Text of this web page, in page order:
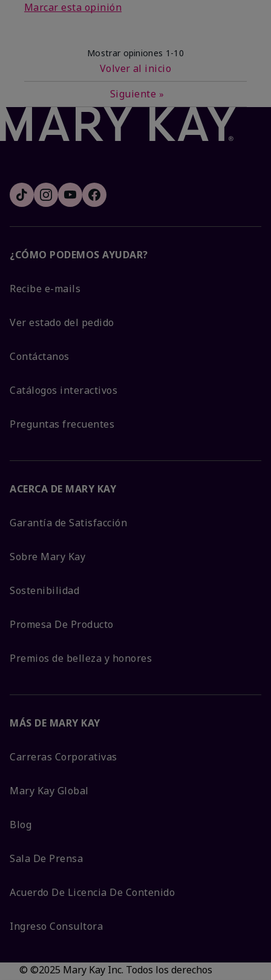
Marcar esta opinión
Mostrar opiniones 1-10
Volver al inicio
Siguiente »
¿CÓMO PODEMOS AYUDAR?
Recibe e-mails
Ver estado del pedido
Contáctanos
Catálogos interactivos
Preguntas frecuentes
ACERCA DE MARY KAY
Garantía de Satisfacción
Sobre Mary Kay
Sostenibilidad
Promesa De Producto
Premios de belleza y honores
MÁS DE MARY KAY
Carreras Corporativas
Mary Kay Global
Blog
Sala De Prensa
Acuerdo De Licencia De Contenido
Ingreso Consultora
© ©2025 Mary Kay Inc. Todos los derechos